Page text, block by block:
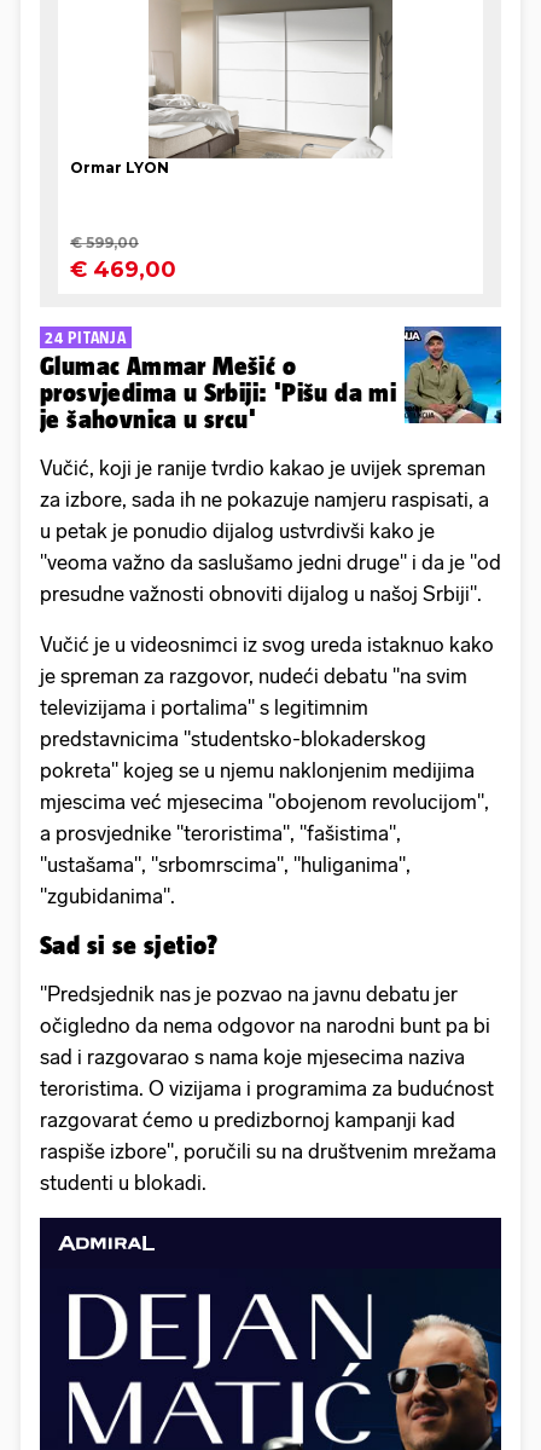
24 PITANJA
Glumac Ammar Mešić o
prosvjedima u Srbiji: 'Pišu da mi
je šahovnica u srcu'
Vučić, koji je ranije tvrdio kakao je uvijek spreman
za izbore, sada ih ne pokazuje namjeru raspisati, a
u petak je ponudio dijalog ustvrdivši kako je
"veoma važno da saslušamo jedni druge" i da je "od
presudne važnosti obnoviti dijalog u našoj Srbiji".
Vučić je u videosnimci iz svog ureda istaknuo kako
je spreman za razgovor, nudeći debatu "na svim
televizijama i portalima" s legitimnim
predstavnicima "studentsko-blokaderskog
pokreta" kojeg se u njemu naklonjenim medijima
mjescima već mjesecima "obojenom revolucijom",
a prosvjednike "teroristima", "fašistima",
"ustašama", "srbomrscima", "huliganima",
"zgubidanima".
Sad si se sjetio?
"Predsjednik nas je pozvao na javnu debatu jer
očigledno da nema odgovor na narodni bunt pa bi
sad i razgovarao s nama koje mjesecima naziva
teroristima. O vizijama i programima za budućnost
razgovarat ćemo u predizbornoj kampanji kad
raspiše izbore", poručili su na društvenim mrežama
studenti u blokadi.